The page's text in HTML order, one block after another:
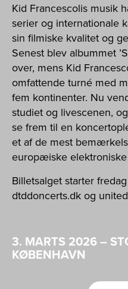
Kid Francescolis musik
serier og internationale
sin filmiske kvalitet og
Senest blev albummet
over, mens Kid
omfattende turné med
fem kontinenter. Nu
studiet og livescenen,
se frem til en
et af de mest
europæiske
Billetsalget starter
dtddoncerts.dk og
3. MARTS 2026 –
KØBENHAVN